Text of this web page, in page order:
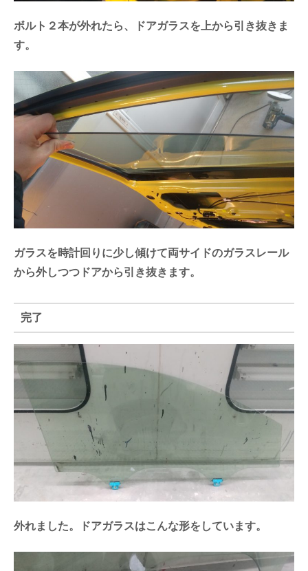
ボルト２本が外れたら、ドアガラスを上から引き抜きま
す。
ガラスを時計回りに少し傾けて両サイドのガラスレール
から外しつつドアから引き抜きます。
完了
外れました。ドアガラスはこんな形をしています。